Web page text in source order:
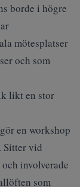
borde i högre
mötesplatser
och som
likt en stor
en workshop
Sitter vid
involverade
som